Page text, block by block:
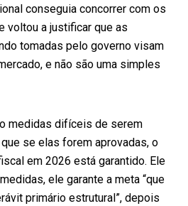
conseguia concorrer com os
voltou a justificar que as
tomadas pelo governo visam
e não são uma simples
medidas difíceis de serem
se elas forem aprovadas, o
em 2026 está garantido. Ele
ele garante a meta “que
primário estrutural”, depois